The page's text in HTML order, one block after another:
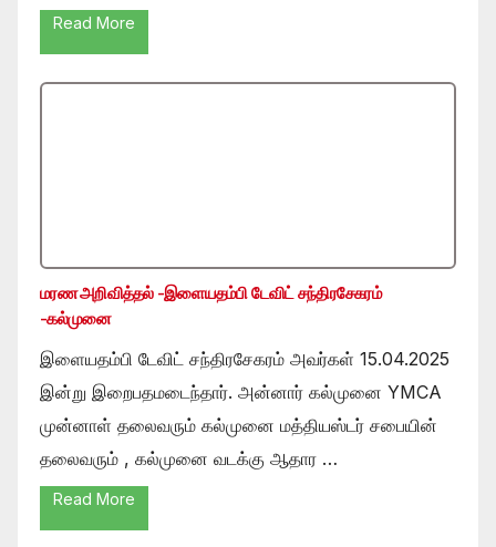
Read More
மரண அறிவித்தல் -இளையதம்பி டேவிட் சந்திரசேகரம்
-கல்முனை
இளையதம்பி டேவிட் சந்திரசேகரம் அவர்கள் 15.04.2025
இன்று இறைபதமடைந்தார். அன்னார் கல்முனை YMCA
முன்னாள் தலைவரும் கல்முனை மத்தியஸ்டர் சபையின்
தலைவரும் , கல்முனை வடக்கு ஆதார …
Read More